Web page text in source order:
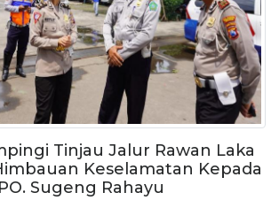
Tinjau Jalur Rawan Laka
Keselamatan Kepada
Sugeng Rahayu